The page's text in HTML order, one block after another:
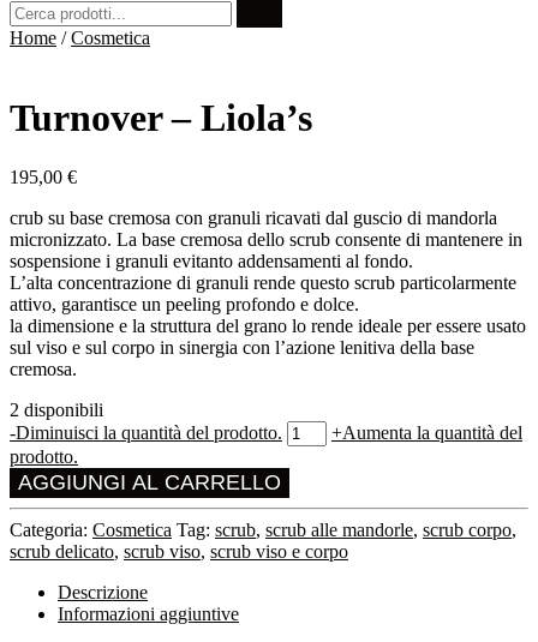
Home /Cosmetica
Turnover – Liola’s
195,00 €
crub su base cremosa con granuli ricavati dal guscio di mandorla
micronizzato. La base cremosa dello scrub consente di mantenere in
sospensione i granuli evitanto addensamenti al fondo.
L’alta concentrazione di granuli rende questo scrub particolarmente
attivo, garantisce un peeling profondo e dolce.
la dimensione e la struttura del grano lo rende ideale per essere usato
sul viso e sul corpo in sinergia con l’azione lenitiva della base
cremosa.
2 disponibili
-Diminuisci la quantità del prodotto. +Aumenta la quantità del
prodotto.
AGGIUNGI AL CARRELLO
Categoria: Cosmetica Tag: scrub, scrub alle mandorle, scrub corpo,
scrub delicato, scrub viso, scrub viso e corpo
Descrizione
Informazioni aggiuntive